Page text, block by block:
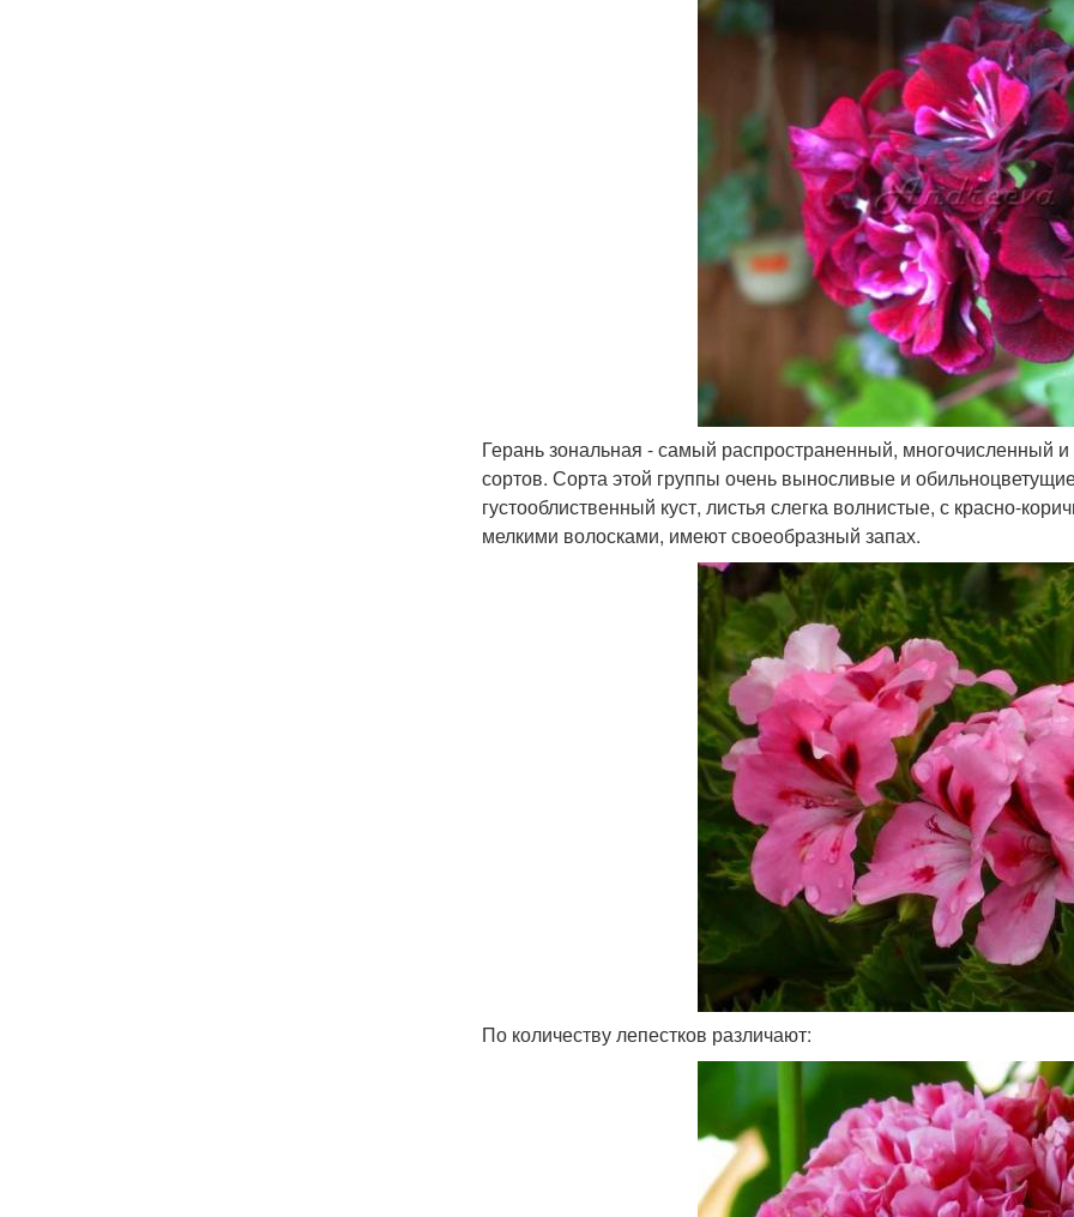
Герань зональная - самый распространенный, многочисленный
сортов. Сорта этой группы очень выносливые и
густооблиственный куст, листья слегка волнистые, с красно-
мелкими волосками, имеют своеобразный запах.
По количеству лепестков различают: